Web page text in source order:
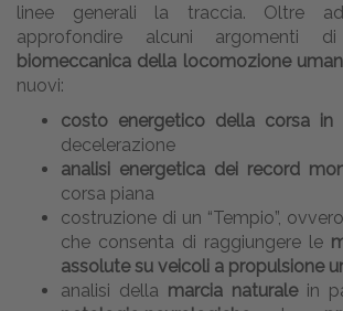
linee generali la traccia. Oltre
approfondire alcuni argomenti
biomeccanica della locomozione
nuovi:
costo energetico della corsa in
decelerazione
analisi energetica dei record
corsa piana
costruzione di un “Tempio”,
che consenta di raggiungere le
assolute su veicoli a propulsione
analisi della marcia naturalein